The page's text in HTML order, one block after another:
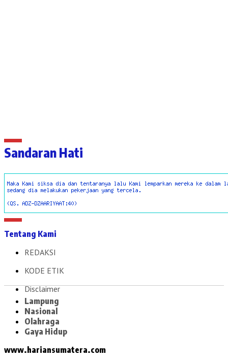
Sandaran Hati
Tentang Kami
REDAKSI
KODE ETIK
Disclaimer
Lampung
Nasional
Olahraga
Gaya Hidup
www.hariansumatera.com